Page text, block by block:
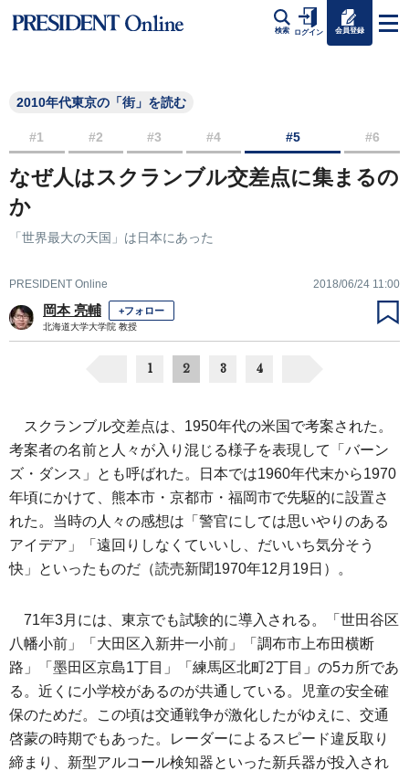
検索 ログイン 会員登録
2010年代東京の「街」を読む
#1 #2 #3 #4 #5 #6
なぜ人はスクランブル交差点に集まるの
か
「世界最大の天国」は日本にあった
PRESIDENT Online 2018/06/24 11:00
岡本 亮輔 +フォロー
北海道大学大学院 教授
1 2 3 4
スクランブル交差点は、1950年代の米国で考案された。
考案者の名前と人々が入り混じる様子を表現して「バーン
ズ・ダンス」とも呼ばれた。日本では1960年代末から1970
年頃にかけて、熊本市・京都市・福岡市で先駆的に設置さ
れた。当時の人々の感想は「警官にしては思いやりのある
アイデア」「遠回りしなくていいし、だいいち気分そう
快」といったものだ（読売新聞1970年12月19日）。
71年3月には、東京でも試験的に導入される。「世田谷区
八幡小前」「大田区入新井一小前」「調布市上布田横断
路」「墨田区京島1丁目」「練馬区北町2丁目」の5カ所であ
る。近くに小学校があるのが共通している。児童の安全確
保のためだ。この頃は交通戦争が激化したがゆえに、交通
啓蒙の時期でもあった。レーダーによるスピード違反取り
締まり、新型アルコール検知器といった新兵器が投入され